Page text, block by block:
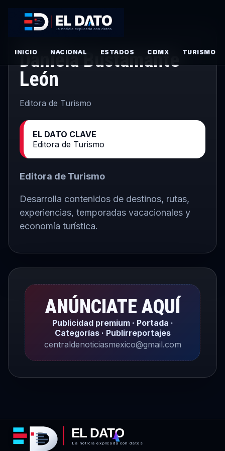
INICIO NACIONAL ESTADOS CDMX TURISMO
Daniela Bustamante
León
Editora de Turismo
EL DATO CLAVE
Editora de Turismo
Editora de Turismo
Desarrolla contenidos de destinos, rutas,
experiencias, temporadas vacacionales y
economía turística.
ANÚNCIATE AQUÍ
Publicidad premium · Portada ·
Categorías · Publirreportajes
centraldenoticiasmexico@gmail.com
EL DATO
La noticia explicada con datos